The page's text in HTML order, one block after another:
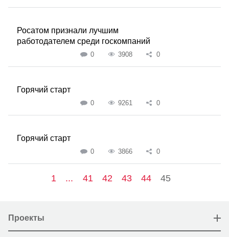
Росатом признали лучшим
работодателем среди госкомпаний
0 3908 0
Горячий старт
0 9261 0
Горячий старт
0 3866 0
1 ... 41 42 43 44 45
Проекты